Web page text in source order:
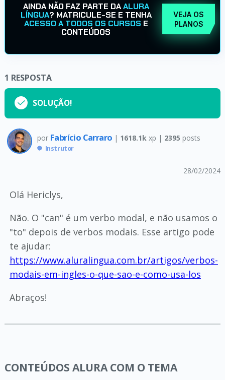
AINDA NÃO FAZ PARTE DAALURA
LÍNGUA? MATRICULE-SE E TENHA
ACESSO A TODOS OS CURSOS E
CONTEÚDOS
VEJA OS
PLANOS
1 RESPOSTA
SOLUÇÃO!
por Fabrício Carraro | 1618.1k xp | 2395 posts
Instrutor
28/02/2024
Olá Hericlys,
Não. O "can" é um verbo modal, e não usamos o
"to" depois de verbos modais. Esse artigo pode
te ajudar:
https://www.aluralingua.com.br/artigos/verbos-
modais-em-ingles-o-que-sao-e-como-usa-los
Abraços!
CONTEÚDOS ALURA COM O TEMA